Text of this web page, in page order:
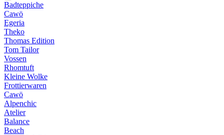
Badteppiche
Cawö
Egeria
Theko
Thomas Edition
Tom Tailor
Vossen
Rhomtuft
Kleine Wolke
Frottierwaren
Cawö
Alpenchic
Atelier
Balance
Beach